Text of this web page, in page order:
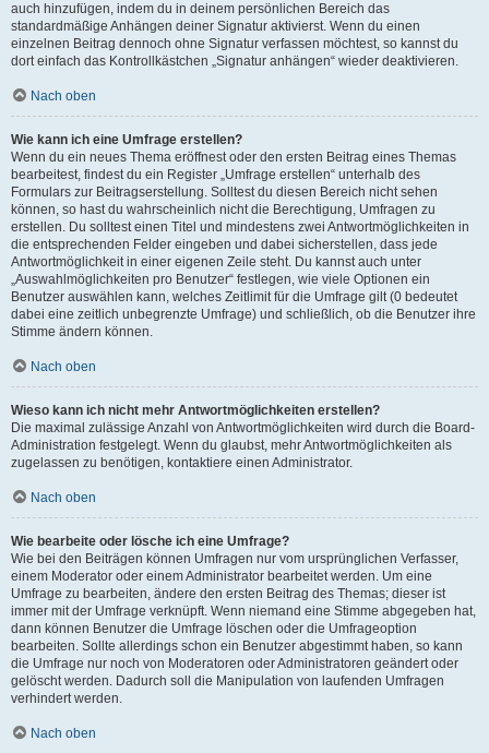
auch hinzufügen, indem du in deinem persönlichen Bereich das
standardmäßige Anhängen deiner Signatur aktivierst. Wenn du einen
einzelnen Beitrag dennoch ohne Signatur verfassen möchtest, so kannst du
dort einfach das Kontrollkästchen „Signatur anhängen“ wieder deaktivieren.
Nach oben
Wie kann ich eine Umfrage erstellen?
Wenn du ein neues Thema eröffnest oder den ersten Beitrag eines Themas
bearbeitest, findest du ein Register „Umfrage erstellen“ unterhalb des
Formulars zur Beitragserstellung. Solltest du diesen Bereich nicht sehen
können, so hast du wahrscheinlich nicht die Berechtigung, Umfragen zu
erstellen. Du solltest einen Titel und mindestens zwei Antwortmöglichkeiten in
die entsprechenden Felder eingeben und dabei sicherstellen, dass jede
Antwortmöglichkeit in einer eigenen Zeile steht. Du kannst auch unter
„Auswahlmöglichkeiten pro Benutzer“ festlegen, wie viele Optionen ein
Benutzer auswählen kann, welches Zeitlimit für die Umfrage gilt (0 bedeutet
dabei eine zeitlich unbegrenzte Umfrage) und schließlich, ob die Benutzer ihre
Stimme ändern können.
Nach oben
Wieso kann ich nicht mehr Antwortmöglichkeiten erstellen?
Die maximal zulässige Anzahl von Antwortmöglichkeiten wird durch die Board-
Administration festgelegt. Wenn du glaubst, mehr Antwortmöglichkeiten als
zugelassen zu benötigen, kontaktiere einen Administrator.
Nach oben
Wie bearbeite oder lösche ich eine Umfrage?
Wie bei den Beiträgen können Umfragen nur vom ursprünglichen Verfasser,
einem Moderator oder einem Administrator bearbeitet werden. Um eine
Umfrage zu bearbeiten, ändere den ersten Beitrag des Themas; dieser ist
immer mit der Umfrage verknüpft. Wenn niemand eine Stimme abgegeben hat,
dann können Benutzer die Umfrage löschen oder die Umfrageoption
bearbeiten. Sollte allerdings schon ein Benutzer abgestimmt haben, so kann
die Umfrage nur noch von Moderatoren oder Administratoren geändert oder
gelöscht werden. Dadurch soll die Manipulation von laufenden Umfragen
verhindert werden.
Nach oben